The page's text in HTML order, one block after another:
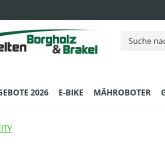
2026 E-BIKE MÄHROBOTER